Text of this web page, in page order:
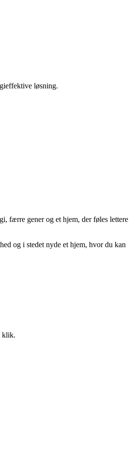
løsning.
færre gener og et hjem, der føles lettere
og i stedet nyde et hjem, hvor du kan
klik.